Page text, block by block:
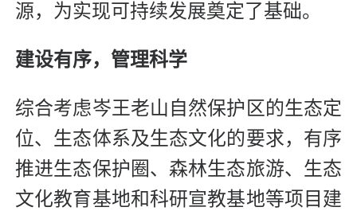
源，为实现可持续发展奠定了基础。
建设有序，管理科学
综合考虑岑王老山自然保护区的生态定
位、生态体系及生态文化的要求，有序
推进生态保护圈、森林生态旅游、生态
文化教育基地和科研宣教基地等项目建